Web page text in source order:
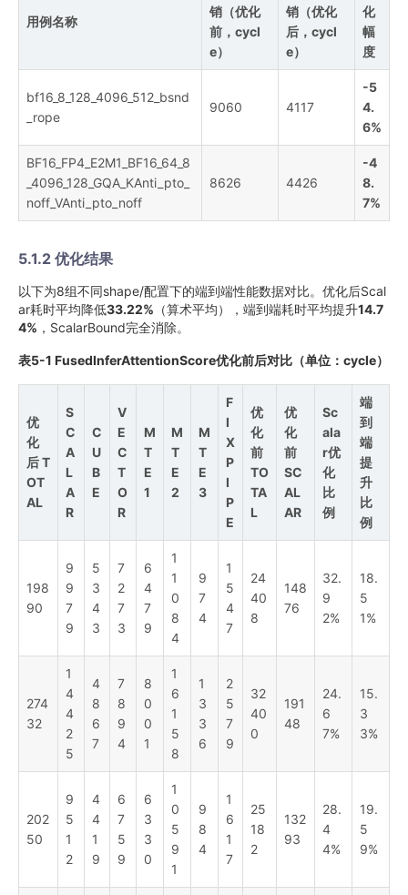
用例名称
销（优化
前，cycl
e）
销（优化
后，cycl
e）
化
幅
度
bf16_8_128_4096_512_bsnd
_rope
9060 4117
-5
4.
6%
BF16_FP4_E2M1_BF16_64_8
_4096_128_GQA_KAnti_pto_
noff_VAnti_pto_noff
8626 4426
-4
8.
7%
5.1.2 优化结果
以下为8组不同shape/配置下的端到端性能数据对比。优化后Scal
ar耗时平均降低33.22% （算术平均），端到端耗时平均提升14.7
4% ，ScalarBound完全消除。
表5-1 FusedInferAttentionScore优化前后对比（单位：cycle）
优
化
后 T
OT
AL
S
C
A
L
A
R
C
U
B
E
V
E
C
T
O
R
M
T
E
1
M
T
E
2
M
T
E
3
F
I
X
P
I
P
E
优
化
前
TO
TA
L
优
化
前
SC
AL
AR
Sc
ala
r优
化
比
例
端
到
端
提
升
比
例
198
90
9
9
7
9
5
3
4
3
7
2
7
3
6
4
7
9
1
1
0
8
4
9
7
4
1
5
4
7
24
40
8
148
76
32.
9
2%
18.
5
1%
274
32
1
4
4
2
5
4
8
6
7
7
8
9
4
8
0
0
1
1
6
1
5
8
1
3
3
6
2
5
7
9
32
40
0
191
48
24.
6
7%
15.
3
3%
202
50
9
5
1
2
4
4
1
9
6
7
5
9
6
3
3
0
1
0
5
9
1
9
8
4
1
6
1
7
25
18
2
132
93
28.
4
4%
19.
5
9%